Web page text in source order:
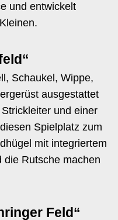
und entwickelt
“
Schaukel, Wippe,
ausgestattet
und einer
Spielplatz zum
mit integriertem
die Rutsche machen
Feld“